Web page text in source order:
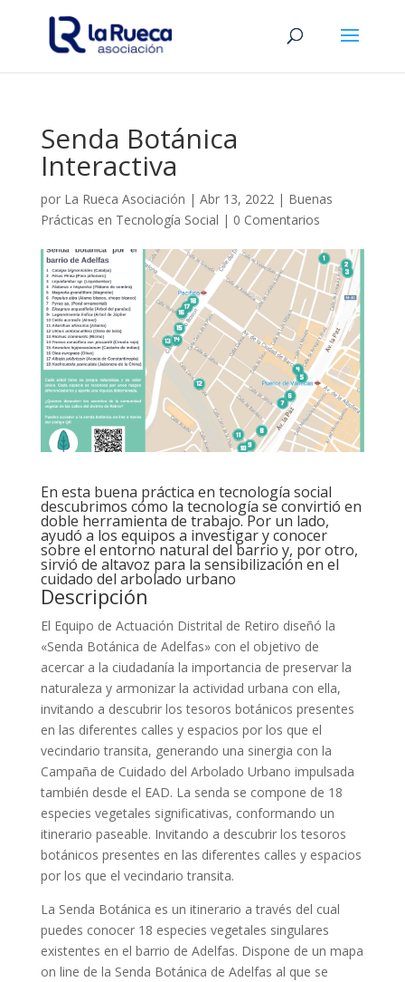
Senda Botánica
Interactiva
por La Rueca Asociación | Abr 13, 2022| Buenas
Prácticas en Tecnología Social | 0 Comentarios
En esta buena práctica en tecnología social
descubrimos cómo la tecnología se convirtió en
doble herramienta de trabajo. Por un lado,
ayudó a los equipos a investigar y conocer
sobre el entorno natural del barrio y, por otro,
sirvió de altavoz para la sensibilización en el
cuidado del arbolado urbano
Descripción
El Equipo de Actuación Distrital de Retiro diseñó la
«Senda Botánica de Adelfas» con el objetivo de
acercar a la ciudadanía la importancia de preservar la
naturaleza y armonizar la actividad urbana con ella,
invitando a descubrir los tesoros botánicos presentes
en las diferentes calles y espacios por los que el
vecindario transita, generando una sinergia con la
Campaña de Cuidado del Arbolado Urbano impulsada
también desde el EAD. La senda se compone de 18
especies vegetales significativas, conformando un
itinerario paseable. Invitando a descubrir los tesoros
botánicos presentes en las diferentes calles y espacios
por los que el vecindario transita.
La Senda Botánica es un itinerario a través del cual
puedes conocer 18 especies vegetales singulares
existentes en el barrio de Adelfas. Dispone de un mapa
on line de la Senda Botánica de Adelfas al que se